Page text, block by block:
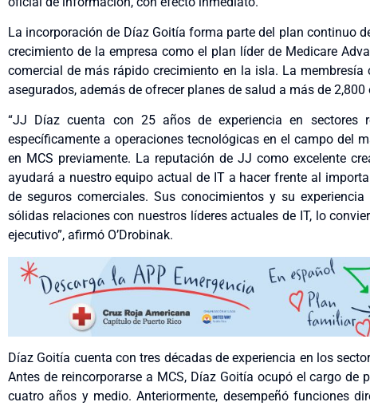
La incorporación de Díaz Goitía forma parte del plan continuo
crecimiento de la empresa como el plan líder de Medicare
comercial de más rápido crecimiento en la isla. La
asegurados, además de ofrecer planes de salud a más de
“JJ Díaz cuenta con 25 años de experiencia en sectores
específicamente a operaciones tecnológicas en el campo del
en MCS previamente. La reputación de JJ como excelente
ayudará a nuestro equipo actual de IT a hacer frente al
de seguros comerciales. Sus conocimientos y su
sólidas relaciones con nuestros líderes actuales de IT, lo
ejecutivo”, afirmó O’Drobinak.
Díaz Goitía cuenta con tres décadas de experiencia en los
Antes de reincorporarse a MCS, Díaz Goitía ocupó el cargo
cuatro años y medio. Anteriormente, desempeñó funciones